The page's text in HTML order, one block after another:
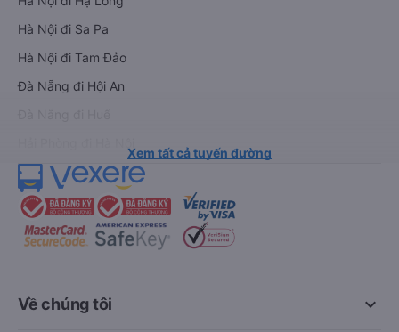
Hà Nội đi Sa Pa
Hà Nội đi Tam Đảo
Đà Nẵng đi Hội An
Xem tất cả tuyến đường
keyboard_arrow_down
Về chúng tôi